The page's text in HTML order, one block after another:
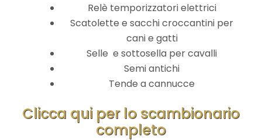
Relè temporizzatori elettrici
Scatolette e sacchi croccantini per
cani e gatti
Selle e sottosella per cavalli
Semi antichi
Tende a cannucce
Clicca qui per lo scambionario
completo